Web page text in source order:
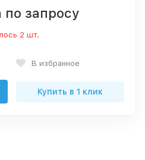
по запросу
2 шт.
В избранное
Купить в 1 клик